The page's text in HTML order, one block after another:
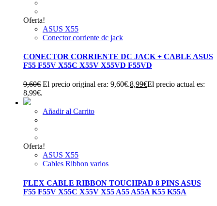
Oferta!
ASUS X55
Conector corriente dc jack
CONECTOR CORRIENTE DC JACK + CABLE ASUS
F55 F55V X55C X55V X55VD F55VD
9,60€ El precio original era: 9,60€.8,99€El precio actual es:
8,99€.
Añadir al Carrito
Oferta!
ASUS X55
Cables Ribbon varios
FLEX CABLE RIBBON TOUCHPAD 8 PINS ASUS
F55 F55V X55C X55V X55 A55 A55A K55 K55A